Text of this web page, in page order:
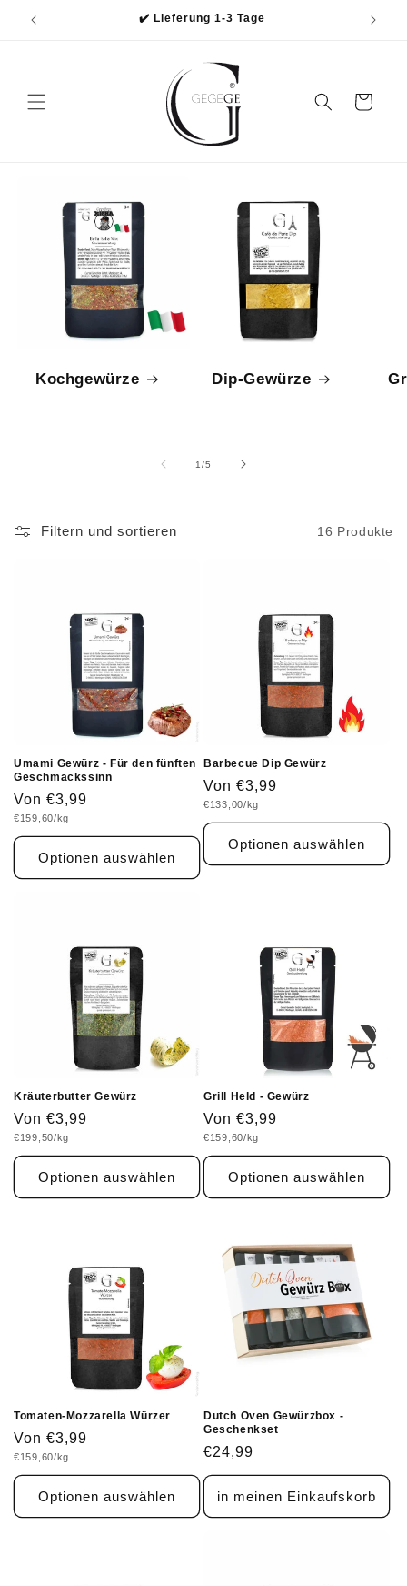
zum
✔️ Lieferung 1-3 Tage
Warenkorb
Kochgewürze Dip-Gewürze
1/von
5
Filtern und sortieren 16 Produkte
Umami Gewürz - Für den fünften
Geschmackssinn
Normaler
Preis
Von €3,99
Grundpreis
€159,60/kg
Optionen auswählen
Barbecue Dip Gewürz
Normaler
Preis
Von €3,99
Grundpreis
€133,00/kg
Optionen auswählen
Kräuterbutter Gewürz
Normaler
Preis
Von €3,99
Grundpreis
€199,50/kg
Optionen auswählen
Grill Held - Gewürz
Normaler
Preis
Von €3,99
Grundpreis
€159,60/kg
Optionen auswählen
Tomaten-Mozzarella Würzer
Normaler
Preis
Von €3,99
Grundpreis
€159,60/kg
Optionen auswählen
Dutch Oven Gewürzbox -
Geschenkset
Normaler
Preis
€24,99
in meinen Einkaufskorb